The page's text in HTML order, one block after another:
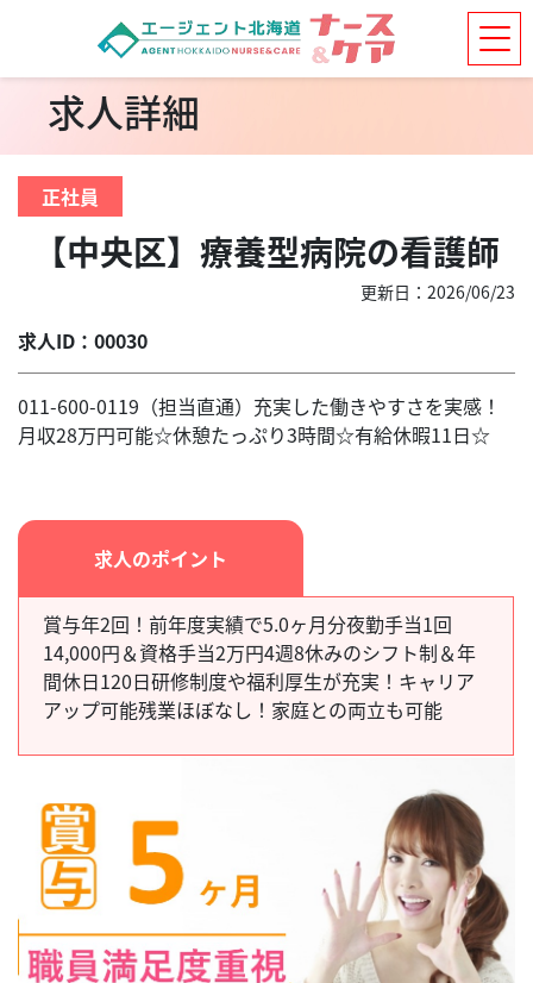
求人詳細
正社員
【中央区】療養型病院の看護師
求人ID：00030
更新日：2026/06/23
011-600-0119（担当直通）充実した働きやすさを実感！
月収28万円可能☆休憩たっぷり3時間☆有給休暇11日☆
求人のポイント
賞与年2回！前年度実績で5.0ヶ月分夜勤手当1回
14,000円＆資格手当2万円4週8休みのシフト制＆年
間休日120日研修制度や福利厚生が充実！キャリア
アップ可能残業ほぼなし！家庭との両立も可能